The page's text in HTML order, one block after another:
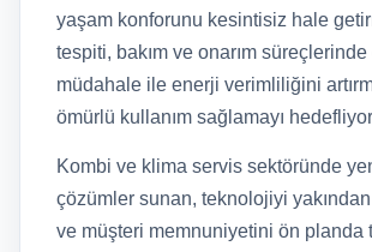
yaşam konforunu kesintisiz hale
tespiti, bakım ve onarım süreçlerinde
müdahale ile enerji verimliliğini
ömürlü kullanım sağlamayı
Kombi ve klima servis sektöründe
çözümler sunan, teknolojiyi
ve müşteri memnuniyetini ön planda